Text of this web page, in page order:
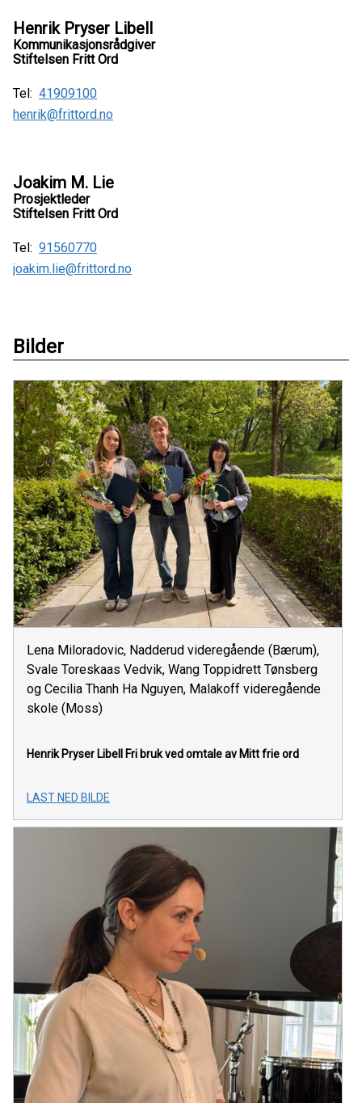
Henrik Pryser Libell
Kommunikasjonsrådgiver
Stiftelsen Fritt Ord
Tel: 41909100
henrik@frittord.no
Joakim M. Lie
Prosjektleder
Stiftelsen Fritt Ord
Tel: 91560770
joakim.lie@frittord.no
Bilder
Lena Miloradovic, Nadderud videregående (Bærum),
Svale Toreskaas Vedvik, Wang Toppidrett Tønsberg
og Cecilia Thanh Ha Nguyen, Malakoff videregående
skole (Moss)
Henrik Pryser Libell Fri bruk ved omtale av Mitt frie ord
LAST NED BILDE